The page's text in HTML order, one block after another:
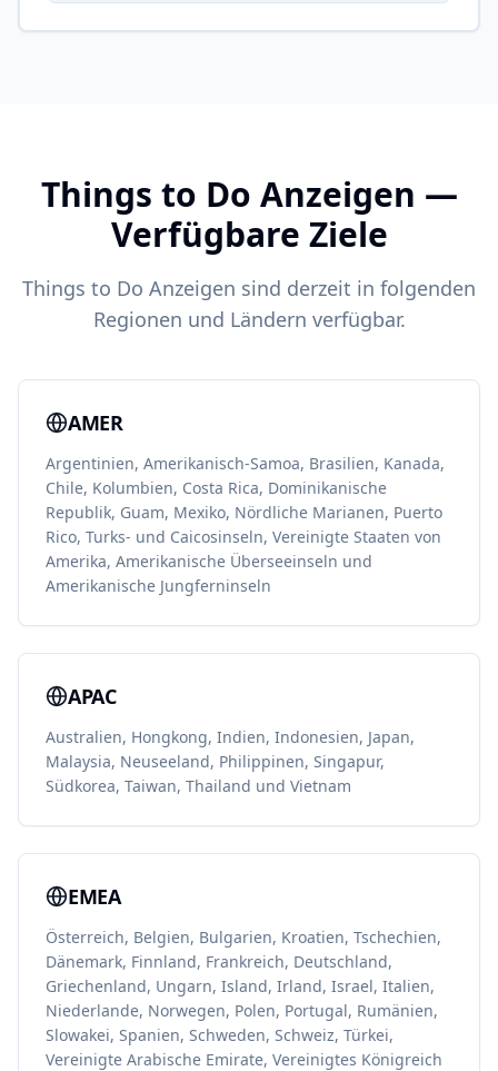
Things to Do Anzeigen —
Verfügbare Ziele
Things to Do Anzeigen sind derzeit in folgenden
Regionen und Ländern verfügbar.
AMER
Argentinien, Amerikanisch-Samoa, Brasilien, Kanada,
Chile, Kolumbien, Costa Rica, Dominikanische
Republik, Guam, Mexiko, Nördliche Marianen, Puerto
Rico, Turks- und Caicosinseln, Vereinigte Staaten von
Amerika, Amerikanische Überseeinseln und
Amerikanische Jungferninseln
APAC
Australien, Hongkong, Indien, Indonesien, Japan,
Malaysia, Neuseeland, Philippinen, Singapur,
Südkorea, Taiwan, Thailand und Vietnam
EMEA
Österreich, Belgien, Bulgarien, Kroatien, Tschechien,
Dänemark, Finnland, Frankreich, Deutschland,
Griechenland, Ungarn, Island, Irland, Israel, Italien,
Niederlande, Norwegen, Polen, Portugal, Rumänien,
Slowakei, Spanien, Schweden, Schweiz, Türkei,
Vereinigte Arabische Emirate, Vereinigtes Königreich